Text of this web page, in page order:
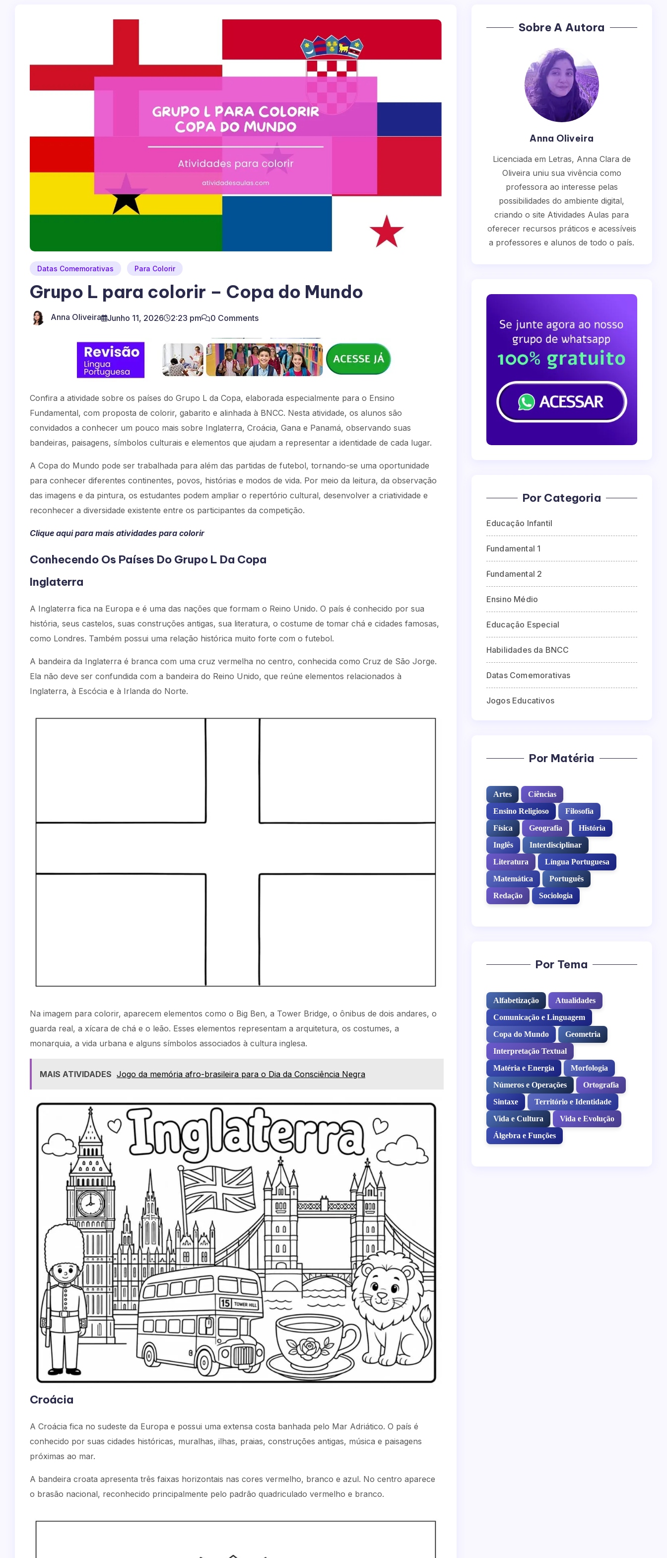
Datas Comemorativas Para Colorir
Grupo L para colorir – Copa do Mundo
Anna Oliveira Junho 11, 2026 2:23 pm 0 Comments
Confira a atividade sobre os países do Grupo L da Copa, elaborada especialmente para o Ensino
Fundamental, com proposta de colorir, gabarito e alinhada à BNCC. Nesta atividade, os alunos são
convidados a conhecer um pouco mais sobre Inglaterra, Croácia, Gana e Panamá, observando suas
bandeiras, paisagens, símbolos culturais e elementos que ajudam a representar a identidade de cada lugar.
A Copa do Mundo pode ser trabalhada para além das partidas de futebol, tornando-se uma oportunidade
para conhecer diferentes continentes, povos, histórias e modos de vida. Por meio da leitura, da observação
das imagens e da pintura, os estudantes podem ampliar o repertório cultural, desenvolver a criatividade e
reconhecer a diversidade existente entre os participantes da competição.
Clique aqui para mais atividades para colorir
Conhecendo Os Países Do Grupo L Da Copa
Inglaterra
A Inglaterra fica na Europa e é uma das nações que formam o Reino Unido. O país é conhecido por sua
história, seus castelos, suas construções antigas, sua literatura, o costume de tomar chá e cidades famosas,
como Londres. Também possui uma relação histórica muito forte com o futebol.
A bandeira da Inglaterra é branca com uma cruz vermelha no centro, conhecida como Cruz de São Jorge.
Ela não deve ser confundida com a bandeira do Reino Unido, que reúne elementos relacionados à
Inglaterra, à Escócia e à Irlanda do Norte.
Na imagem para colorir, aparecem elementos como o Big Ben, a Tower Bridge, o ônibus de dois andares, o
guarda real, a xícara de chá e o leão. Esses elementos representam a arquitetura, os costumes, a
monarquia, a vida urbana e alguns símbolos associados à cultura inglesa.
MAIS ATIVIDADES Jogo da memória afro-brasileira para o Dia da Consciência Negra
Croácia
A Croácia fica no sudeste da Europa e possui uma extensa costa banhada pelo Mar Adriático. O país é
conhecido por suas cidades históricas, muralhas, ilhas, praias, construções antigas, música e paisagens
próximas ao mar.
A bandeira croata apresenta três faixas horizontais nas cores vermelho, branco e azul. No centro aparece
o brasão nacional, reconhecido principalmente pelo padrão quadriculado vermelho e branco.
Sobre A Autora
Anna Oliveira
Licenciada em Letras, Anna Clara de
Oliveira uniu sua vivência como
professora ao interesse pelas
possibilidades do ambiente digital,
criando o site Atividades Aulas para
oferecer recursos práticos e acessíveis
a professores e alunos de todo o país.
Por Categoria
Educação Infantil
Fundamental 1
Fundamental 2
Ensino Médio
Educação Especial
Habilidades da BNCC
Datas Comemorativas
Jogos Educativos
Por Matéria
Artes
Ciências
Ensino Religioso
Filosofia
Física
Geografia
História
Inglês
Interdisciplinar
Literatura
Língua Portuguesa
Matemática
Português
Redação
Sociologia
Por Tema
Alfabetização
Atualidades
Comunicação e Linguagem
Copa do Mundo
Geometria
Interpretação Textual
Matéria e Energia
Morfologia
Números e Operações
Ortografia
Sintaxe
Território e Identidade
Vida e Cultura
Vida e Evolução
Álgebra e Funções